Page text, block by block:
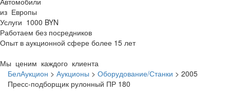
из Европы
Услуги 1000 BYN
Работаем без посредников
Опыт в аукционной сфере более 15 лет
Мы ценим каждого клиента
БелАукцион > Аукционы > Оборудование/Станки > 2005
Пресс-подборщик рулонный ПР 180